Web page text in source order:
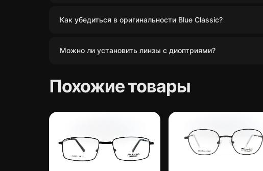
Как убедиться в оригинальности Blue Classic?
Можно ли установить линзы с диоптриями?
Похожие товары